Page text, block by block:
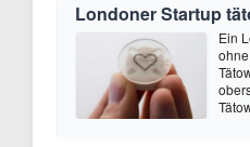
Londoner Startup
Ein